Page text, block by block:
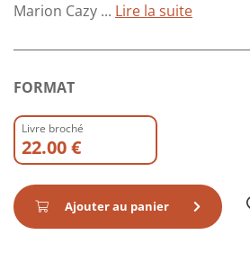
Marion Cazy ... Lire la suite
FORMAT
Livre broché
22.00 €
Ajouter au panier